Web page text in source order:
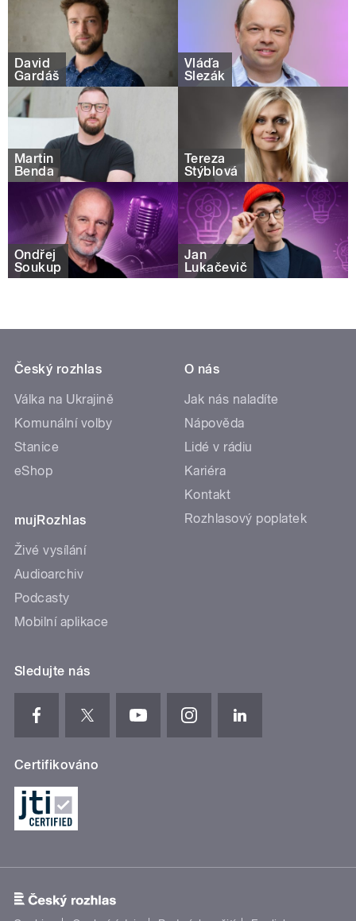
David
Gardáš
Vláďa
Slezák
Martin
Benda
Tereza
Stýblová
Ondřej
Soukup
Jan
Lukačevič
Český rozhlas
Válka na Ukrajině
Komunální volby
Stanice
eShop
mujRozhlas
Živé vysílání
Audioarchiv
Podcasty
Mobilní aplikace
O nás
Jak nás naladíte
Nápověda
Lidé v rádiu
Kariéra
Kontakt
Rozhlasový poplatek
Sledujte nás
Certifikováno